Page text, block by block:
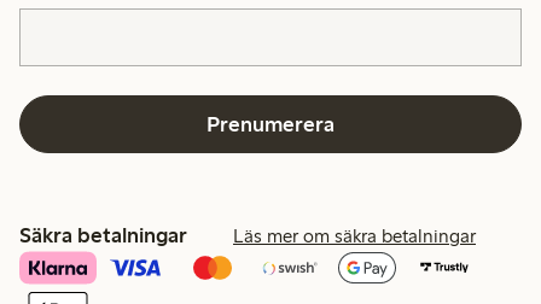
Prenumerera
Säkra betalningar Läs mer om säkra betalningar